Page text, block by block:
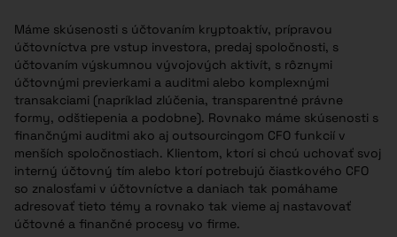
Máme skúsenosti s účtovaním kryptoaktív, prípravou
účtovníctva pre vstup investora, predaj spoločnosti, s
účtovaním výskumnou vývojových aktivít, s rôznymi
účtovnými previerkami a auditmi alebo komplexnými
transakciami (napríklad zlúčenia, transparentné právne
formy, odštiepenia a podobne). Rovnako máme skúsenosti s
finančnými auditmi ako aj outsourcingom CFO funkcií v
menších spoločnostiach. Klientom, ktorí si chcú uchovať svoj
interný účtovný tím alebo ktorí potrebujú čiastkového CFO
so znalosťami v účtovníctve a daniach tak pomáhame
adresovať tieto témy a rovnako tak vieme aj nastavovať
účtovné a finančné procesy vo firme.